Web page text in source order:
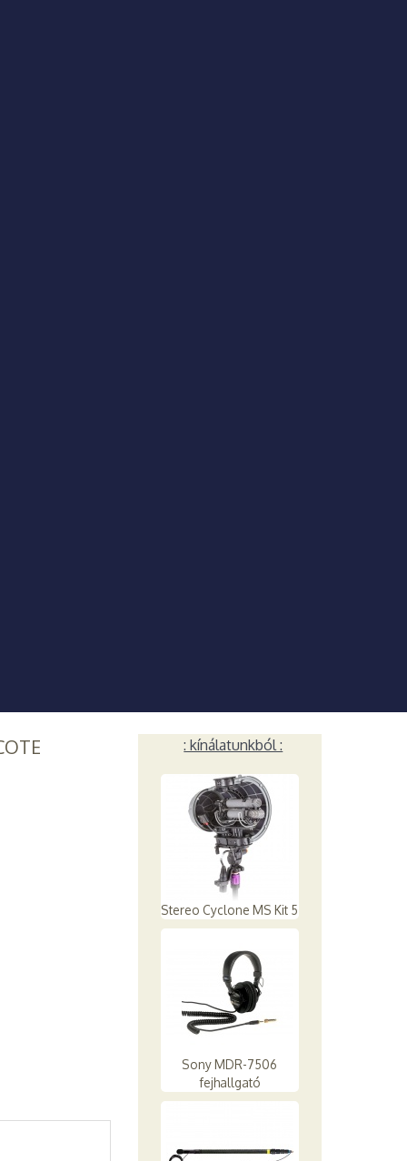
: kínálatunkból :
Stereo Cyclone MS Kit 5
Sony MDR-7506
fejhallgató